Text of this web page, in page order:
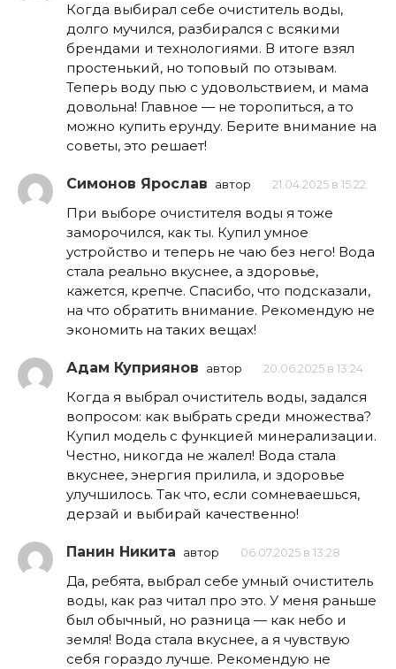
Когда выбирал себе очиститель воды,
долго мучился, разбирался с всякими
брендами и технологиями. В итоге взял
простенький, но топовый по отзывам.
Теперь воду пью с удовольствием, и мама
довольна! Главное — не торопиться, а то
можно купить ерунду. Берите внимание на
советы, это решает!
Симонов Ярослав автор 21.04.2025 в 15:22
При выборе очистителя воды я тоже
заморочился, как ты. Купил умное
устройство и теперь не чаю без него! Вода
стала реально вкуснее, а здоровье,
кажется, крепче. Спасибо, что подсказали,
на что обратить внимание. Рекомендую не
экономить на таких вещах!
Адам Куприянов автор 20.06.2025 в 13:24
Когда я выбрал очиститель воды, задался
вопросом: как выбрать среди множества?
Купил модель с функцией минерализации.
Честно, никогда не жалел! Вода стала
вкуснее, энергия прилила, и здоровье
улучшилось. Так что, если сомневаешься,
дерзай и выбирай качественно!
Панин Никита автор 06.07.2025 в 13:28
Да, ребята, выбрал себе умный очиститель
воды, как раз читал про это. У меня раньше
был обычный, но разница — как небо и
земля! Вода стала вкуснее, а я чувствую
себя гораздо лучше. Рекомендую не